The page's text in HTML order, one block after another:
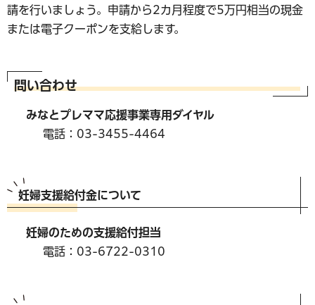
請を行いましょう。申請から2カ月程度で5万円相当の現金
または電子クーポンを支給します。
問い合わせ
みなとプレママ応援事業専用ダイヤル
電話：03-3455-4464
妊婦支援給付金について
妊婦のための支援給付担当
電話：03-6722-0310